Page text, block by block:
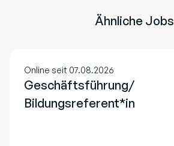
Ähnliche Jobs
Online seit 07.08.2026
Geschäftsführung/
Bildungsreferent*in